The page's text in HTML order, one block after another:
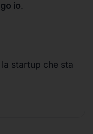
io.
la startup che sta